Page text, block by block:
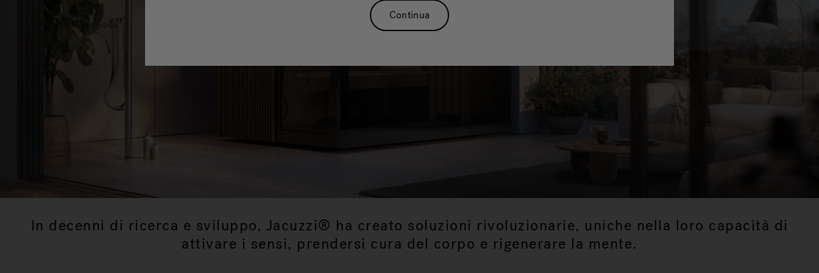
Entra nel benessere naturale di Innexa™
In decenni di ricerca e sviluppo, Jacuzzi® ha creato soluzioni rivoluzionarie, uniche nella loro capacità di
attivare i sensi, prendersi cura del corpo e rigenerare la mente.
Continua